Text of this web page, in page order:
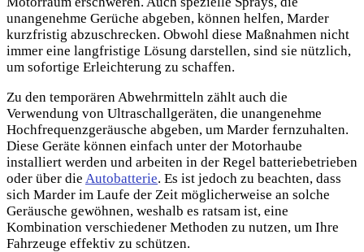
unangenehme Gerüche abgeben, können helfen, Marder
kurzfristig abzuschrecken. Obwohl diese Maßnahmen nicht
immer eine langfristige Lösung darstellen, sind sie nützlich,
um sofortige Erleichterung zu schaffen.
Zu den temporären Abwehrmitteln zählt auch die
Verwendung von Ultraschallgeräten, die unangenehme
Hochfrequenzgeräusche abgeben, um Marder fernzuhalten.
Diese Geräte können einfach unter der Motorhaube
installiert werden und arbeiten in der Regel batteriebetrieben
oder über die Autobatterie. Es ist jedoch zu beachten, dass
sich Marder im Laufe der Zeit möglicherweise an solche
Geräusche gewöhnen, weshalb es ratsam ist, eine
Kombination verschiedener Methoden zu nutzen, um Ihre
Fahrzeuge effektiv zu schützen.